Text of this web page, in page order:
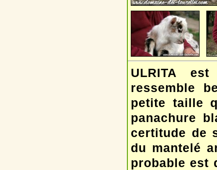
ULRITA
ressemble
petite taille
panachure
certitude de
du mantelé
probable est